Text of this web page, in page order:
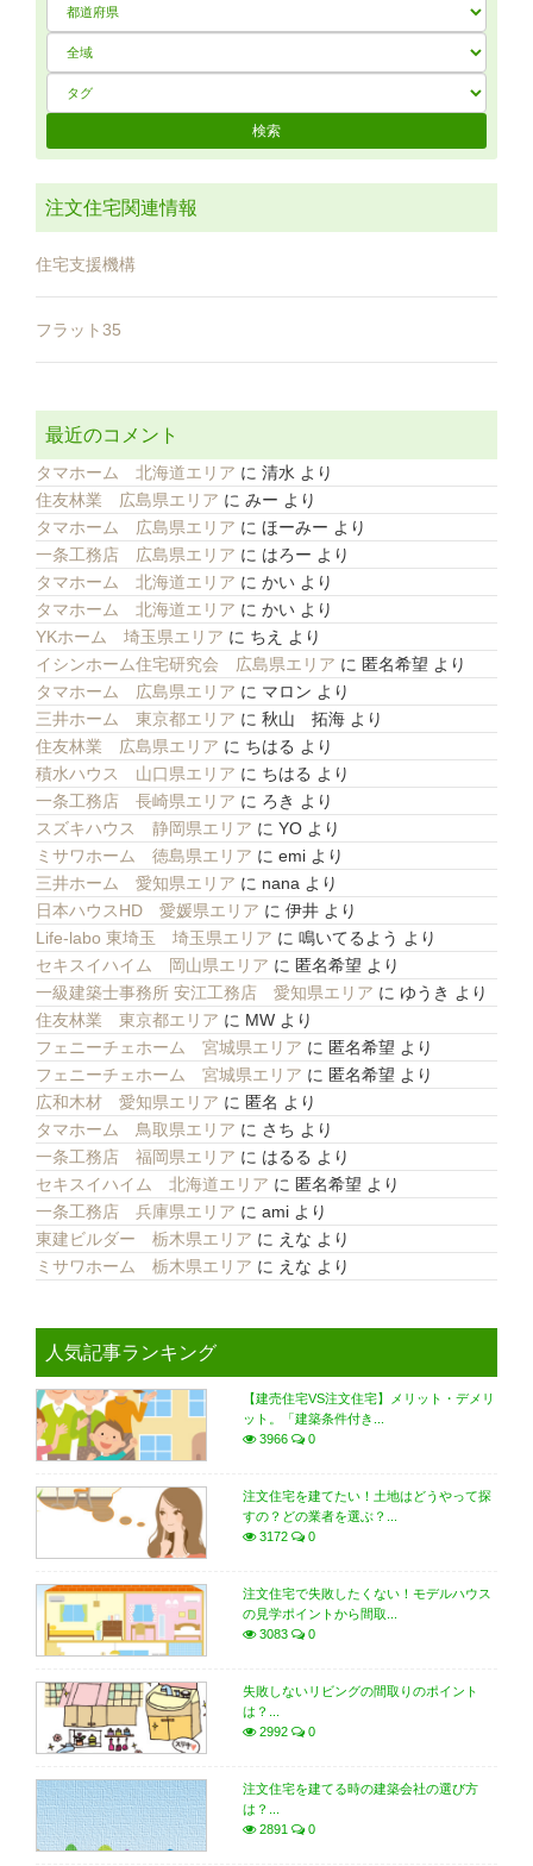
注文住宅関連情報
住宅支援機構
フラット35
最近のコメント
タマホーム 北海道エリア に 清水 より
住友林業 広島県エリア に みー より
タマホーム 広島県エリア に ほーみー より
一条工務店 広島県エリア に はろー より
タマホーム 北海道エリア に かい より
タマホーム 北海道エリア に かい より
YKホーム 埼玉県エリア に ちえ
より
イシンホーム住宅研究会 広島県エリア に 匿名希望 より
タマホーム 広島県エリア に マロン より
三井ホーム 東京都エリア に 秋山 拓海 より
住友林業 広島県エリア に ちはる より
積水ハウス 山口県エリア に ちはる より
一条工務店 長崎県エリア に ろき より
スズキハウス 静岡県エリア に YO より
ミサワホーム 徳島県エリア に emi より
三井ホーム 愛知県エリア に nana より
日本ハウスHD 愛媛県エリア に 伊井 より
Life-labo 東埼玉 埼玉県エリア に 鳴いてるよう より
セキスイハイム 岡山県エリア に 匿名希望 より
一級建築士事務所 安江工務店 愛知県エリア に ゆうき より
住友林業 東京都エリア に MW より
フェニーチェホーム 宮城県エリア に 匿名希望 より
フェニーチェホーム 宮城県エリア に 匿名希望 より
広和木材 愛知県エリア に 匿名 より
タマホーム 鳥取県エリア に さち より
一条工務店 福岡県エリア に はるる より
セキスイハイム 北海道エリア に 匿名希望 より
一条工務店 兵庫県エリア に ami より
東建ビルダー 栃木県エリア に えな より
ミサワホーム 栃木県エリア に えな より
人気記事ランキング
【建売住宅VS注文住宅】メリット・デメリ
ット。「建築条件付き...
3966
0
注文住宅を建てたい！土地はどうやって探
すの？どの業者を選ぶ？...
3172
0
注文住宅で失敗したくない！モデルハウス
の見学ポイントから間取...
3083
0
失敗しないリビングの間取りのポイント
は？...
2992
0
注文住宅を建てる時の建築会社の選び方
は？...
2891
0